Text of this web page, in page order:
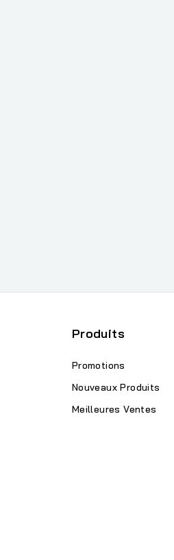
Produits
Promotions
Nouveaux Produits
Meilleures Ventes